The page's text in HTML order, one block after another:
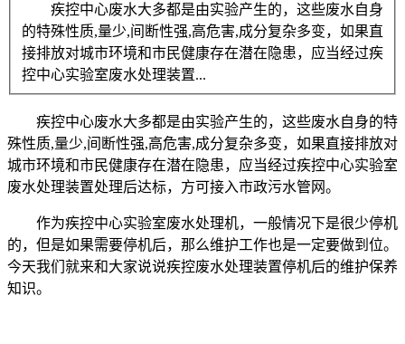
疾控中心废水大多都是由实验产生的，这些废水自身
的特殊性质,量少,间断性强,高危害,成分复杂多变，如果直
接排放对城市环境和市民健康存在潜在隐患，应当经过疾
控中心实验室废水处理装置...
疾控中心废水大多都是由实验产生的，这些废水自身的特
殊性质,量少,间断性强,高危害,成分复杂多变，如果直接排放对
城市环境和市民健康存在潜在隐患，应当经过疾控中心实验室
废水处理装置处理后达标，方可接入市政污水管网。
作为疾控中心实验室废水处理机，一般情况下是很少停机
的，但是如果需要停机后，那么维护工作也是一定要做到位。
今天我们就来和大家说说疾控废水处理装置停机后的维护保养
知识。